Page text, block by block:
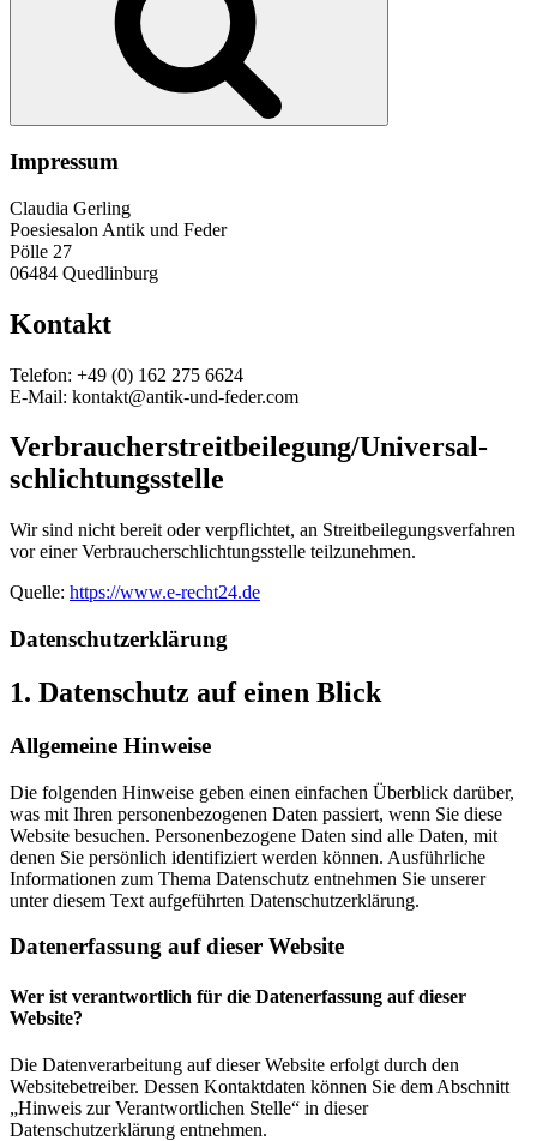
Impressum
Claudia Gerling
Poesiesalon Antik und Feder
Pölle 27
06484 Quedlinburg
Kontakt
Telefon: +49 (0) 162 275 6624
E-Mail: kontakt@antik-und-feder.com
Verbraucher­streit­beilegung/Universal­
schlichtungs­stelle
Wir sind nicht bereit oder verpflichtet, an Streitbeilegungsverfahren
vor einer Verbraucherschlichtungsstelle teilzunehmen.
Quelle: https://www.e-recht24.de
Datenschutz­erklärung
1. Datenschutz auf einen Blick
Allgemeine Hinweise
Die folgenden Hinweise geben einen einfachen Überblick darüber,
was mit Ihren personenbezogenen Daten passiert, wenn Sie diese
Website besuchen. Personenbezogene Daten sind alle Daten, mit
denen Sie persönlich identifiziert werden können. Ausführliche
Informationen zum Thema Datenschutz entnehmen Sie unserer
unter diesem Text aufgeführten Datenschutzerklärung.
Datenerfassung auf dieser Website
Wer ist verantwortlich für die Datenerfassung auf dieser
Website?
Die Datenverarbeitung auf dieser Website erfolgt durch den
Websitebetreiber. Dessen Kontaktdaten können Sie dem Abschnitt
„Hinweis zur Verantwortlichen Stelle“ in dieser
Datenschutzerklärung entnehmen.